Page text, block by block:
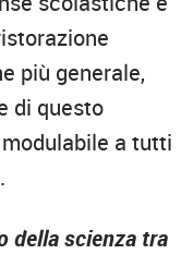
più generale,
di questo
a tutti
della scienza tra